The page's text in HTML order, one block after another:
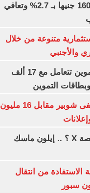
الذهب في مصر يرتفع 160 جنيها بـ 2.7% وتعافي
متنوعة من خلال
والأجنبي
الشكاوى الحكومية: التموين تتعامل مع 17 ألف
التموين
الأهلي يمدد عقد مصطفى شوبير مقابل 16 مليون
هل تتلقى أرباحاً من منصة X ؟ .. إيلون ماسك
من انتقال
سبور